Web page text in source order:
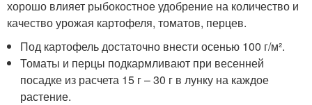
хорошо влияет рыбокостное удобрение на количество и
качество урожая картофеля, томатов, перцев.
Под картофель достаточно внести осенью 100 г/м².
Томаты и перцы подкармливают при весенней
посадке из расчета 15 г – 30 г в лунку на каждое
растение.